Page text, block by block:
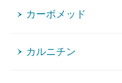
カーボメッド
カルニチン